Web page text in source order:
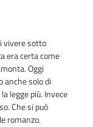
vivere sotto
era certa come
Oggi
anche solo di
legge più. Invece
Che si può
romanzo.